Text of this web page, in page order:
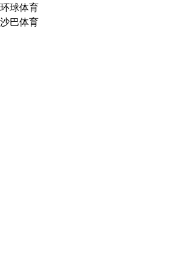
环球体育
沙巴体育